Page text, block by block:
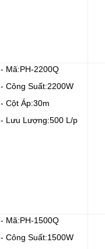
- Mã:PH-2200Q
- Công Suất:2200W
- Cột Áp:30m
- Lưu Lượng:500 L/p
- Mã:PH-1500Q
- Công Suất:1500W